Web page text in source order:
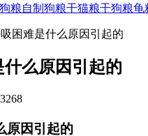
粮自制狗粮干猫粮干狗粮龟
困难是什么原因引起的
么原因引起的
原因引起的